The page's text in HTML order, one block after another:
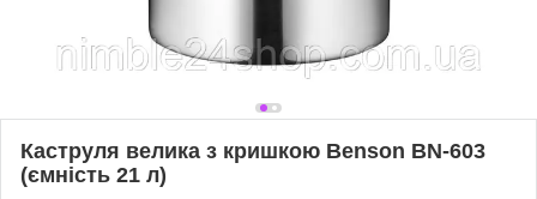
Каструля велика з кришкою Benson BN-603
(ємність 21 л)